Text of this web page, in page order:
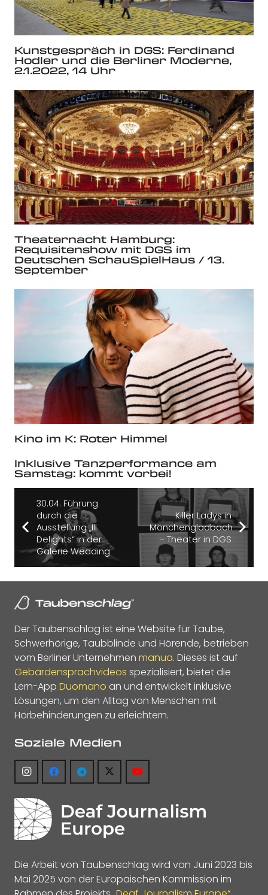
Kunstgespräch in DGS: Ferdinand
Hodler und die Berliner Moderne,
2.1.2022, 14 Uhr
Theaternacht Hamburg:
Requisitenshow mit DGS im
Deutschen SchauSpielHaus / 13.
September
Kino im K: Roter Himmel
Inklusive Tanzperformance am
Samstag: kommt vorbei!
30.04. Führung
durch die
Ausstellung „Ill
Delights“ in der
Galerie Wedding
Killer Ladys in
Mönchengladbach
– Theater in DGS
Der Taubenschlag ist eine Website für Taube,
Schwerhörige, Taubblinde und Hörende, betrieben
vom Berliner Unternehmen manua. Dieses ist auf
Gebärdensprachvideos spezialisiert, bietet die
Lern-App Duomano an und entwickelt inklusive
Lösungen, um den Alltag von Menschen mit
Hörbehinderungen zu erleichtern.
Soziale Medien
Die Arbeit von Taubenschlag wird von Juni 2023 bis
Mai 2025 von der Europäischen Kommission im